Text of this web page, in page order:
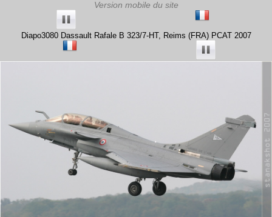
Diapo3080 Dassault Rafale B 323/7-HT, Reims (FRA) PCAT 2007